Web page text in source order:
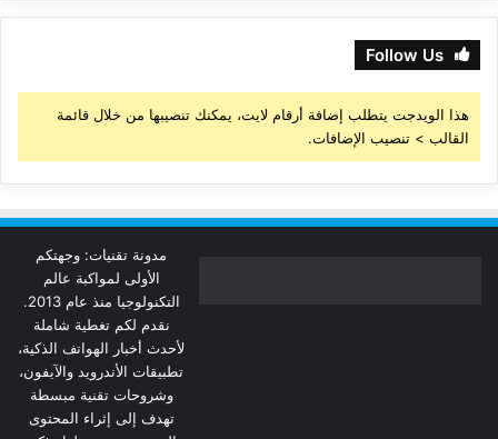
Follow Us
هذا الويدجت يتطلب إضافة أرقام لايت، يمكنك تنصيبها من خلال قائمة
القالب > تنصيب الإضافات.
مدونة تقنيات: وجهتكم
الأولى لمواكبة عالم
التكنولوجيا منذ عام 2013.
نقدم لكم تغطية شاملة
لأحدث أخبار الهواتف الذكية،
تطبيقات الأندرويد والآيفون،
وشروحات تقنية مبسطة
تهدف إلى إثراء المحتوى